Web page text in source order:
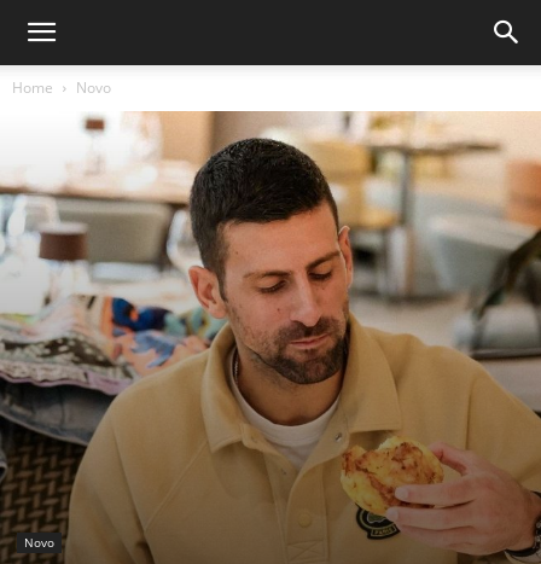
Home Novo
Novo